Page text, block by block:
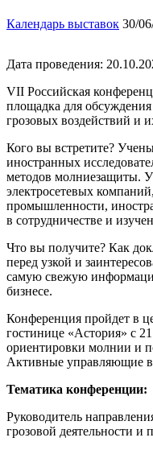
Календарь выставок 30/
Дата проведения:
VII Российская
площадка для
грозовых воздействий и
Кого вы встретите?
иностранных
методов молниезащиты.
электросетевых
промышленности,
в сотрудничестве и
Что вы получите? Как
перед узкой и
самую свежую
бизнесе.
Конференция пройдет в
гостинице «Астория» с
ориентировки молнии и
Активные управляющие
Тематика конференции:
Руководитель
грозовой деятельности и